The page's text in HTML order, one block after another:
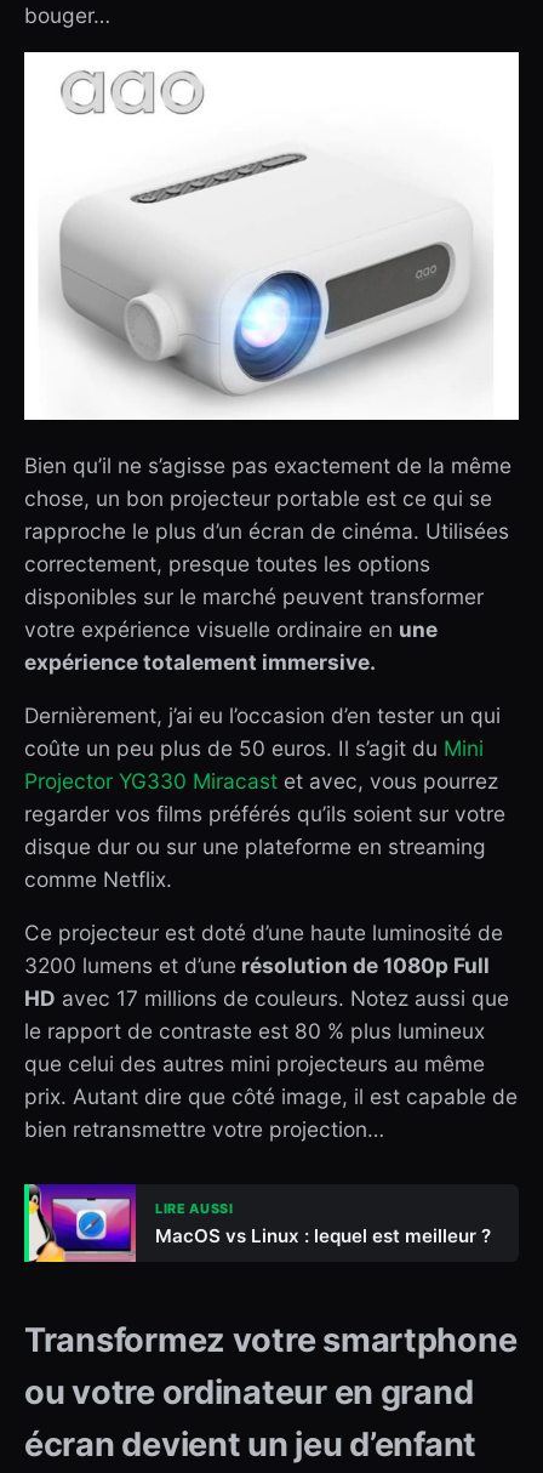
bouger…
Bien qu’il ne s’agisse pas exactement de la même
chose, un bon projecteur portable est ce qui se
rapproche le plus d’un écran de cinéma. Utilisées
correctement, presque toutes les options
disponibles sur le marché peuvent transformer
votre expérience visuelle ordinaire en une
expérience totalement immersive.
Dernièrement, j’ai eu l’occasion d’en tester un qui
coûte un peu plus de 50 euros. Il s’agit du Mini
Projector YG330 Miracast et avec, vous pourrez
regarder vos films préférés qu’ils soient sur votre
disque dur ou sur une plateforme en streaming
comme Netflix.
Ce projecteur est doté d’une haute luminosité de
3200 lumens et d’une résolution de 1080p Full
HD avec 17 millions de couleurs. Notez aussi que
le rapport de contraste est 80 % plus lumineux
que celui des autres mini projecteurs au même
prix. Autant dire que côté image, il est capable de
bien retransmettre votre projection…
LIRE AUSSI
MacOS vs Linux : lequel est meilleur ?
Transformez votre smartphone
ou votre ordinateur en grand
écran devient un jeu d’enfant